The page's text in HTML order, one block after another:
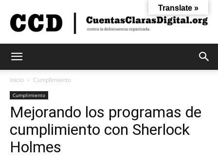
Claras
Inicio Cumplimiento
Cumplimiento
Mejorando los programas de
cumplimiento con Sherlock
Holmes
Translate »